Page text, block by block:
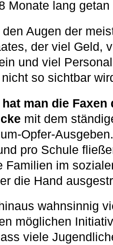
Monate lang getan
Augen der
der viel Geld,
und viel
so sichtbar
man die
mit dem
Opfer-
pro Schule
Familien im
die Hand
wahnsinnig
möglichen
viele